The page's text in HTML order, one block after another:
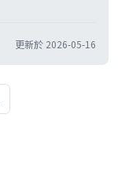
更新於 2026-05-16